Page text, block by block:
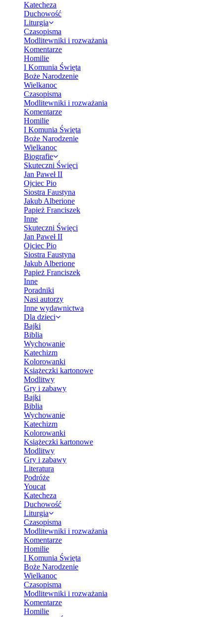
Katecheza
Duchowość
Liturgia
Czasopisma
Modlitewniki i rozważania
Komentarze
Homilie
I Komunia Święta
Boże Narodzenie
Wielkanoc
Czasopisma
Modlitewniki i rozważania
Komentarze
Homilie
I Komunia Święta
Boże Narodzenie
Wielkanoc
Biografie
Skuteczni Święci
Jan Paweł II
Ojciec Pio
Siostra Faustyna
Jakub Alberione
Papież Franciszek
Inne
Skuteczni Święci
Jan Paweł II
Ojciec Pio
Siostra Faustyna
Jakub Alberione
Papież Franciszek
Inne
Poradniki
Nasi autorzy
Inne wydawnictwa
Dla dzieci
Bajki
Biblia
Wychowanie
Katechizm
Kolorowanki
Książeczki kartonowe
Modlitwy
Gry i zabawy
Bajki
Biblia
Wychowanie
Katechizm
Kolorowanki
Książeczki kartonowe
Modlitwy
Gry i zabawy
Literatura
Podróże
Youcat
Katecheza
Duchowość
Liturgia
Czasopisma
Modlitewniki i rozważania
Komentarze
Homilie
I Komunia Święta
Boże Narodzenie
Wielkanoc
Czasopisma
Modlitewniki i rozważania
Komentarze
Homilie